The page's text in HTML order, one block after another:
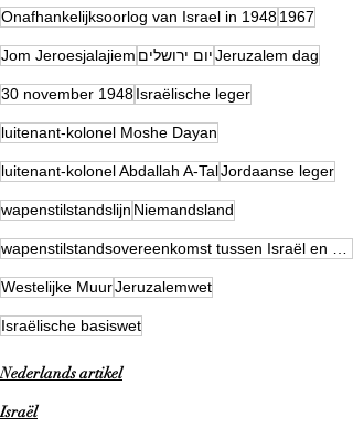
Onafhankelijksoorlog van Israel in 19481967
Jom Jeroesjalajiem יום ירושליםJeruzalem dag
30 november 1948Israëlische leger
luitenant-kolonel Moshe Dayan
luitenant-kolonel Abdallah A-TalJordaanse leger
wapenstilstandslijn Niemandsland
Westelijke MuurJeruzalemwet
Israëlische basiswet
Nederlands artikel
Israël